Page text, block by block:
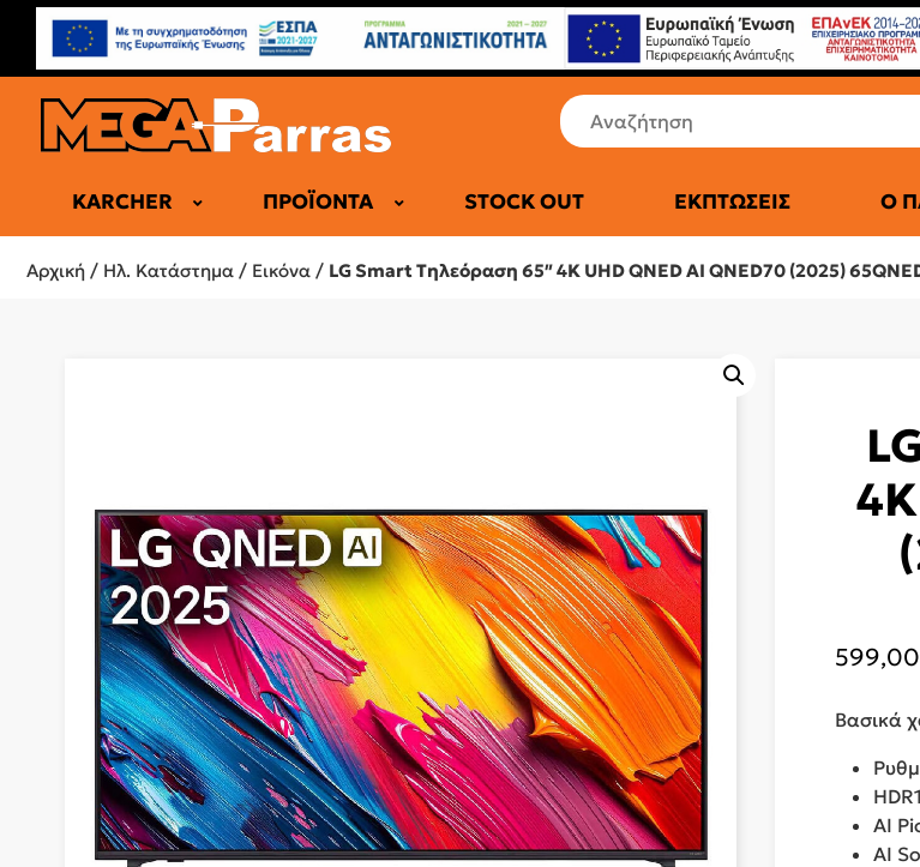
KARCHER ΠΡΟΪΌΝΤΑ
ΕΠΑΓΓΕΛΜΑΤΙΚΆ ΨΥΓΕΊΑ
STOCK OUT ΕΚΠΤΏΣΕΙΣ Ο
Αρχική / Ηλ. Κατάστημα / Εικόνα / LG Smart Τηλεόραση 65″ 4K UHD QNED AI QNED70 (2025)
599,00
Βασικά
AI
AI